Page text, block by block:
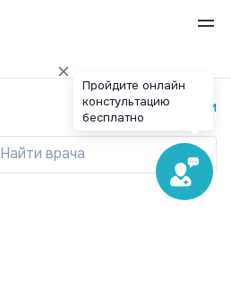
Специальности
Найти врача
Пройдите онлайн
констультацию
бесплатно